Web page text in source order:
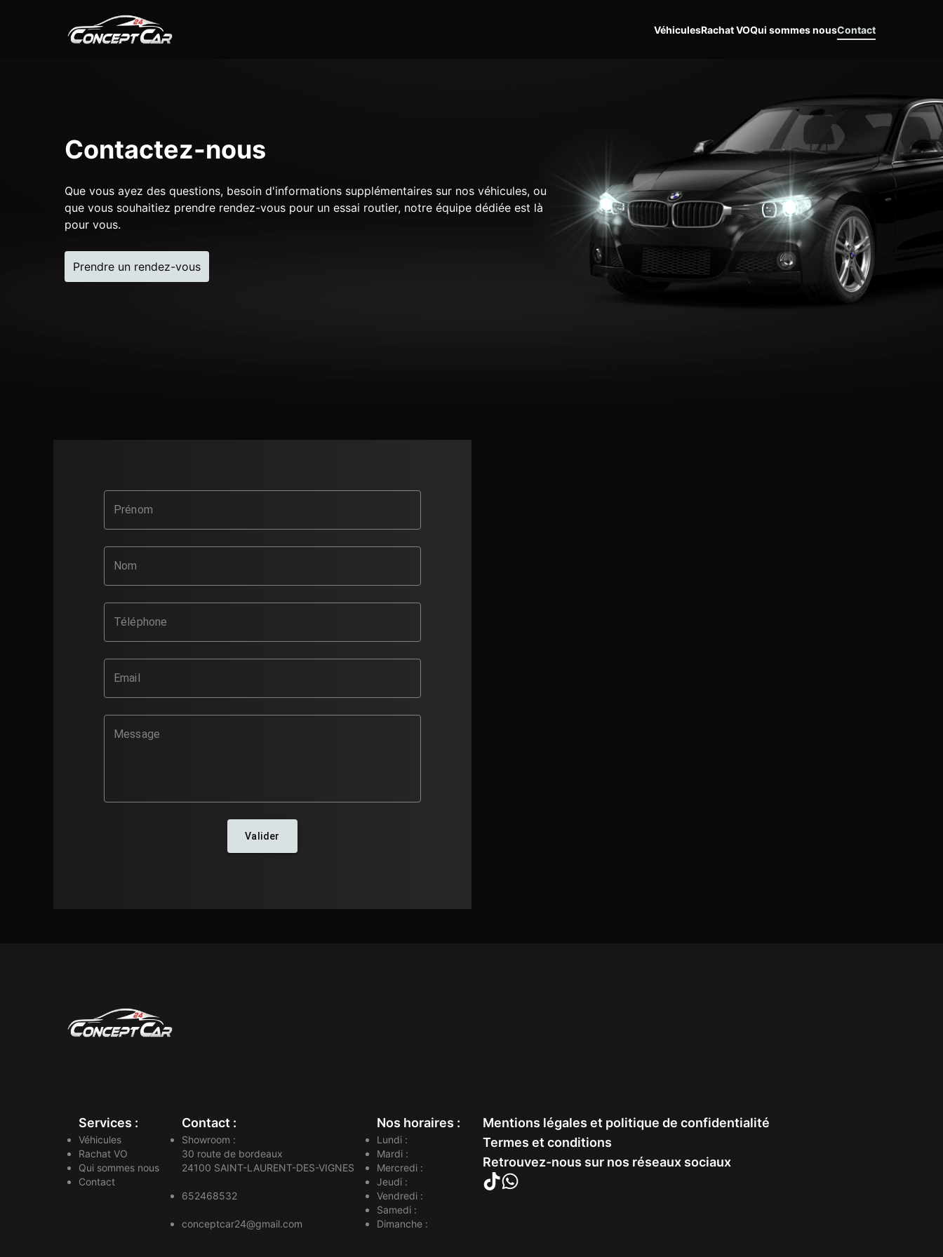
VéhiculesRachat VOQui sommes nousContact
Contactez-nous
Que vous ayez des questions, besoin d'informations supplémentaires sur nos véhicules, ou
que vous souhaitiez prendre rendez-vous pour un essai routier, notre équipe dédiée est là
pour vous.
Prendre un rendez-vous
Prénom
Nom
Téléphone
Email
Message
Valider
Services :
Véhicules
Rachat VO
Qui sommes nous
Contact
Contact :
Showroom :
30 route de bordeaux
24100 SAINT-LAURENT-DES-VIGNES
652468532
conceptcar24@gmail.com
Nos horaires :
Lundi :
Mardi :
Mercredi :
Jeudi :
Vendredi :
Samedi :
Dimanche :
Mentions légales et politique de confidentialité
Termes et conditions
Retrouvez-nous sur nos réseaux sociaux